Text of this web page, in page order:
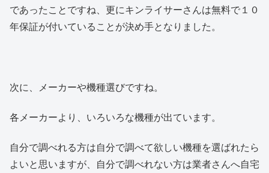
であったことですね、更にキンライサーさんは無料で１０
年保証が付いていることが決め手となりました。
次に、メーカーや機種選びですね。
各メーカーより、いろいろな機種が出ています。
自分で調べれる方は自分で調べて欲しい機種を選ばれたら
よいと思いますが、自分で調べれない方は業者さんへ自宅